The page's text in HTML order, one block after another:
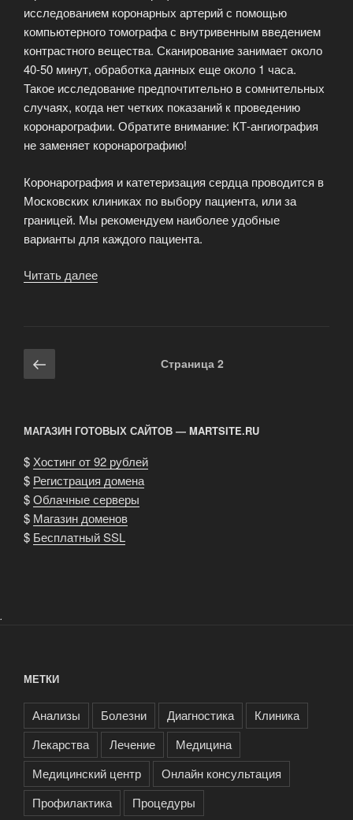
исследованием коронарных артерий с помощью
компьютерного томографа с внутривенным введением
контрастного вещества. Сканирование занимает около
40-50 минут, обработка данных еще около 1 часа.
Такое исследование предпочтительно в сомнительных
случаях, когда нет четких показаний к проведению
коронарографии. Обратите внимание: КТ-ангиография
не заменяет коронарографию!
Коронарография и катетеризация сердца проводится в
Московских клиниках по выбору пациента, или за
границей. Мы рекомендуем наиболее удобные
варианты для каждого пациента.
Читать далее
Навигация
по
Предыдущая
страница
Страница 2
МАГАЗИН ГОТОВЫХ САЙТОВ — MARTSITE.RU
$ Хостинг от 92 рублей
$ Регистрация домена
$Облачные серверы
$ Магазин доменов
$ Бесплатный SSL
.
МЕТКИ
Анализы Болезни Диагностика
Клиника
Лекарства
Лечение
Медицина
Медицинский центр
Онлайн консультация
Профилактика
Процедуры